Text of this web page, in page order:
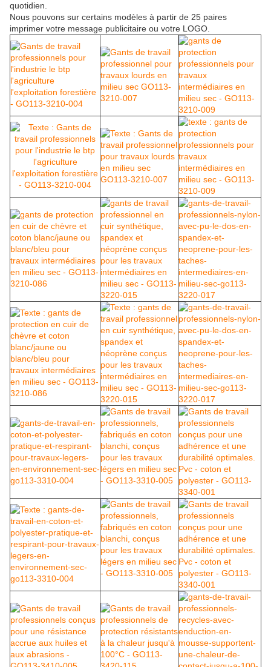
quotidien.
Nous pouvons sur certains modèles à partir de 25 paires
imprimer votre message publicitaire ou votre LOGO.